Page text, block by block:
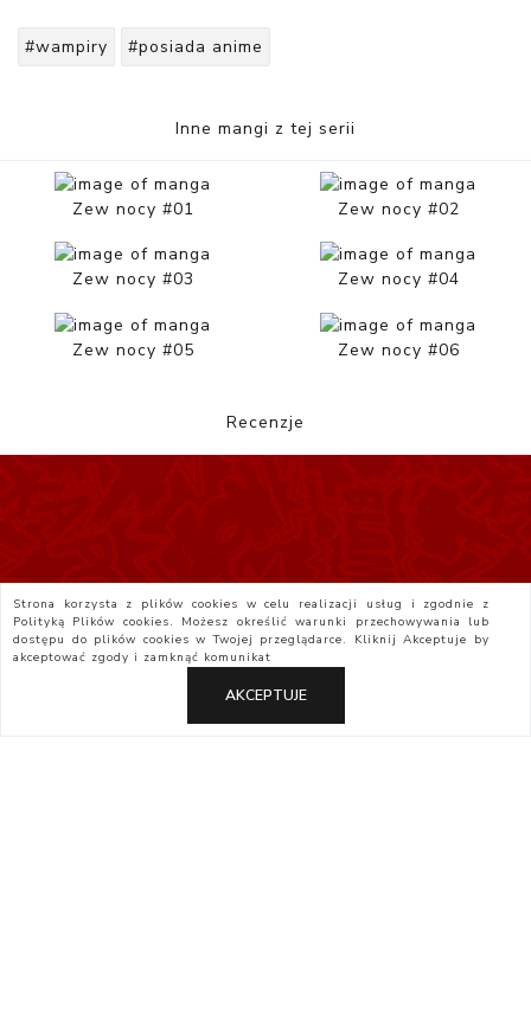
#wampiry #posiada anime
Inne mangi z tej serii
Zew nocy #01 Zew nocy #02
Zew nocy #03 Zew nocy #04
Zew nocy #05 Zew nocy #06
Recenzje
Strona korzysta z plików cookies w celu realizacji usług i zgodnie z
Polityką Plików cookies. Możesz określić warunki przechowywania lub
dostępu do plików cookies w Twojej przeglądarce. KliknijAkceptuje by
akceptować zgody i zamknąć komunikat
AKCEPTUJE